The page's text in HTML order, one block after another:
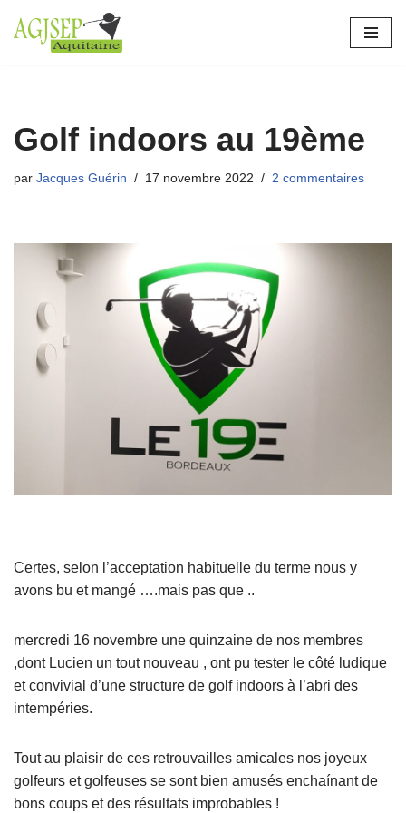
Aller
Golf indoors au 19ème
par Jacques Guérin 17 novembre 2022 2 commentaires
Certes, selon l’acceptation habituelle du terme nous y
avons bu et mangé ….mais pas que ..
mercredi 16 novembre une quinzaine de nos membres
,dont Lucien un tout nouveau , ont pu tester le côté ludique
et convivial d’une structure de golf indoors à l’abri des
intempéries.
Tout au plaisir de ces retrouvailles amicales nos joyeux
golfeurs et golfeuses se sont bien amusés enchaínant de
bons coups et des résultats improbables !